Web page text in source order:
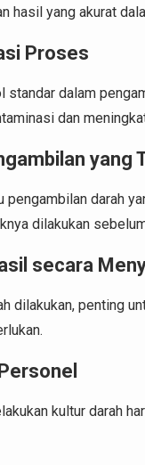
hasil yang akurat
Proses
standar dalam
dan
yang
pengambilan darah
dilakukan
secara
dilakukan, penting
kultur darah